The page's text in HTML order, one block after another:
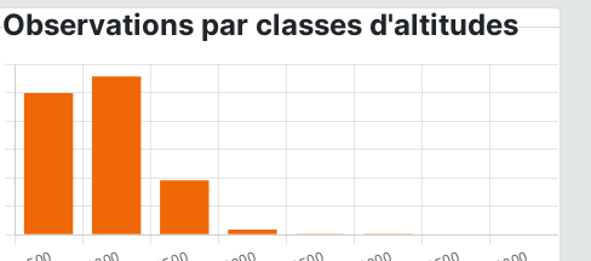
Observations par classes d'altitudes